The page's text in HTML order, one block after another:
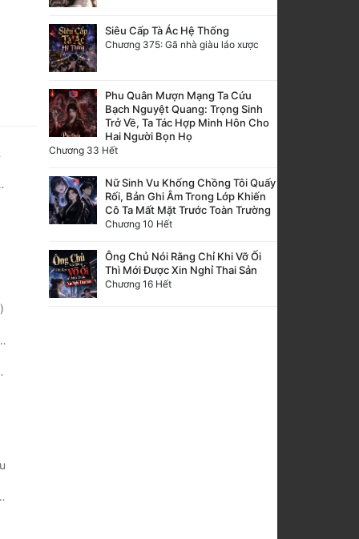
Siêu Cấp Tà Ác Hệ Thống
Chương 375: Gã nhà giàu láo xược
Phu Quân Mượn Mạng Ta Cứu
Bạch Nguyệt Quang: Trọng Sinh
Trở Về, Ta Tác Hợp Minh Hôn Cho
Hai Người Bọn Họ
Chương 33 Hết
Nữ Sinh Vu Khống Chồng Tôi Quấy
Rối, Bản Ghi Âm Trong Lớp Khiến
Cô Ta Mất Mặt Trước Toàn Trường
Chương 10 Hết
Ông Chủ Nói Rằng Chỉ Khi Vỡ Ối
Thì Mới Được Xin Nghỉ Thai Sản
Chương 16 Hết